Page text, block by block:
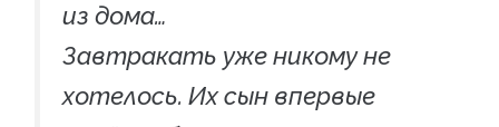
из дома…
Завтракать уже никому не
хотелось. Их сын впервые